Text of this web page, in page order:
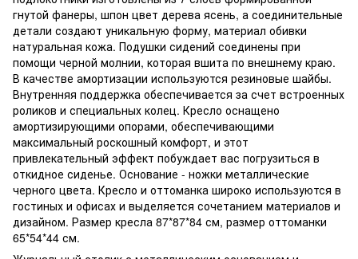
гнутой фанеры, шпон цвет дерева ясень, а соединительные
детали создают уникальную форму, материал обивки
натуральная кожа. Подушки сидений соединены при
помощи черной молнии, которая вшита по внешнему краю.
В качестве амортизации используются резиновые шайбы.
Внутренняя поддержка обеспечивается за счет встроенных
роликов и специальных колец. Кресло оснащено
амортизирующими опорами, обеспечивающими
максимальный роскошный комфорт, и этот
привлекательный эффект побуждает вас погрузиться в
откидное сиденье. Основание - ножки металлические
черного цвета. Кресло и оттоманка широко используются в
гостиных и офисах и выделяется сочетанием материалов и
дизайном. Размер кресла 87*87*84 см, размер оттоманки
65*54*44 см.